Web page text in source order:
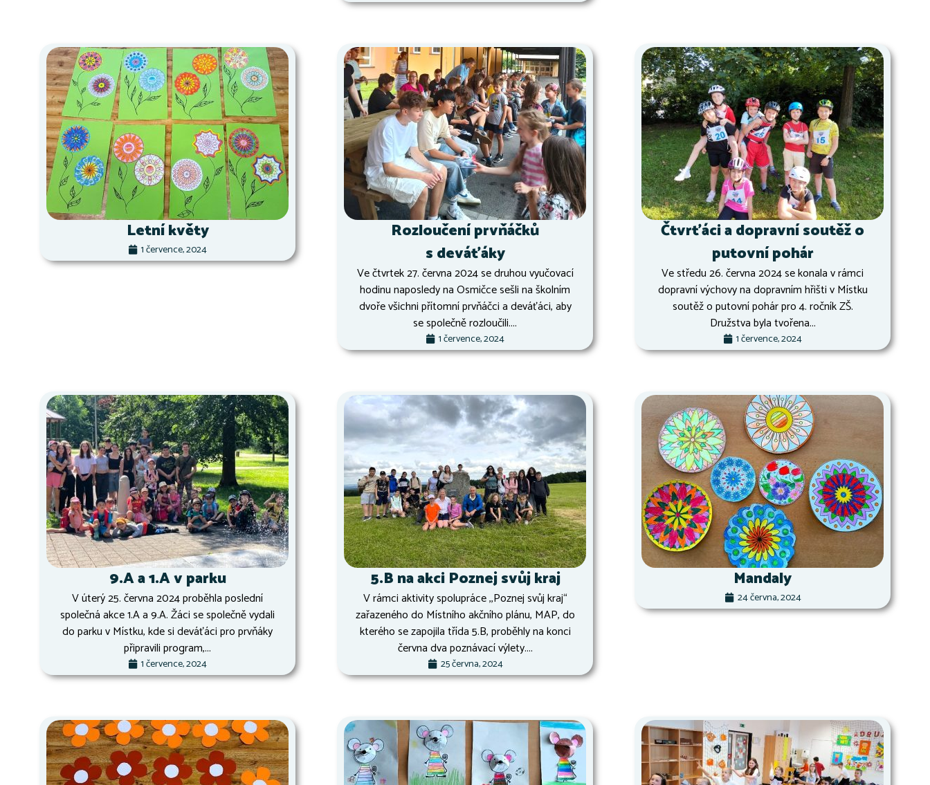
Letní květy
1 července, 2024
Rozloučení prvňáčků
s deváťáky
Ve čtvrtek 27. června 2024 se druhou vyučovací
hodinu naposledy na Osmičce sešli na školním
dvoře všichni přítomní prvňáčci a deváťáci, aby
se společně rozloučili....
1 července, 2024
Čtvrťáci a dopravní soutěž o
putovní pohár
Ve středu 26. června 2024 se konala v rámci
dopravní výchovy na dopravním hřišti v Místku
soutěž o putovní pohár pro 4. ročník ZŠ.
Družstva byla tvořena...
1 července, 2024
9.A a 1.A v parku
V úterý 25. června 2024 proběhla poslední
společná akce 1.A a 9.A. Žáci se společně vydali
do parku v Místku, kde si deváťáci pro prvňáky
připravili program,...
1 července, 2024
5.B na akci Poznej svůj kraj
V rámci aktivity spolupráce ,,Poznej svůj kraj“
zařazeného do Místního akčního plánu, MAP, do
kterého se zapojila třída 5.B, proběhly na konci
června dva poznávací výlety....
25 června, 2024
Mandaly
24 června, 2024